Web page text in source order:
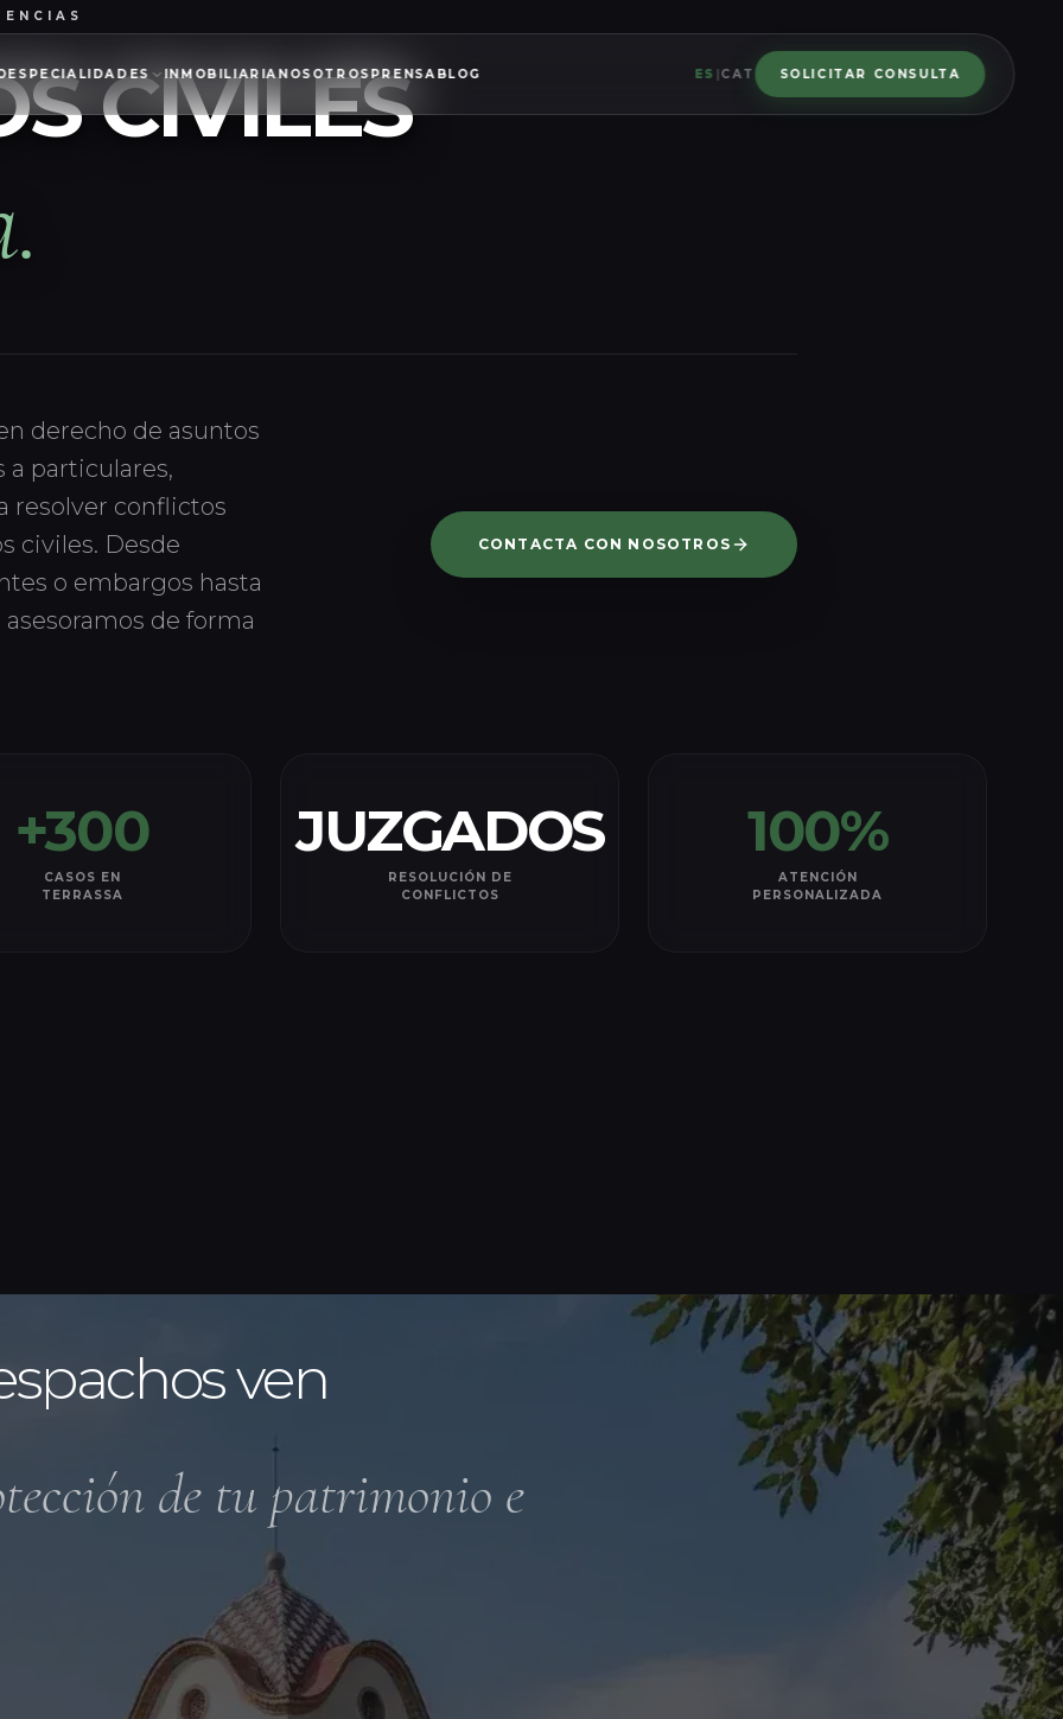
ESPECIALIDADES INMOBILIARIANOSOTROS PRENSA BLOG ES CAT SOLICITAR CONSULTA
CIVIL
CIVILES
derecho de asuntos
a particulares,
resolver conflictos
civiles. Desde
o embargos hasta
de forma
CONTACTA CON NOSOTROS
+300
CASOS EN
TERRASSA
JUZGADOS
RESOLUCIÓN DE
CONFLICTOS
100%
ATENCIÓN
PERSONALIZADA
ven
de tu patrimonio e